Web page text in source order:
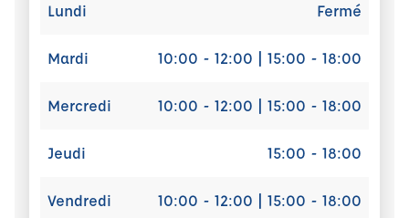
Lundi Fermé
Mardi 10:00 - 12:00 | 15:00 - 18:00
Mercredi 10:00 - 12:00 | 15:00 - 18:00
Jeudi 15:00 - 18:00
Vendredi 10:00 - 12:00 | 15:00 - 18:00